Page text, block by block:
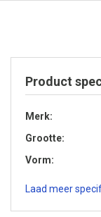
Product
Merk
Grootte
Vorm
Laad meer